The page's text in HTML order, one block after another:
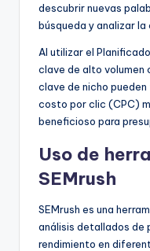
descubrir nuevas
búsqueda y analizar la
Al utilizar el
clave de alto volumen
clave de nicho
costo por clic (CPC)
beneficioso para
Uso de
SEMrush
SEMrush es una
análisis detallados de
rendimiento en